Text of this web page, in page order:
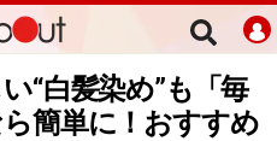
“白髪染め”も「毎
簡単に！おすすめ